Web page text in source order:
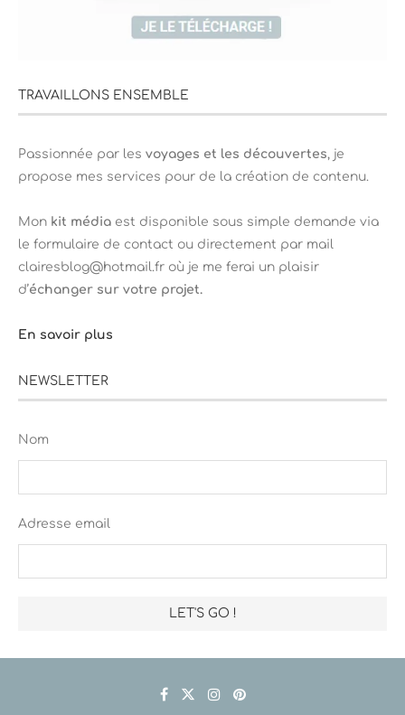
TRAVAILLONS ENSEMBLE
Passionnée par les voyages et les découvertes, je
propose mes services pour de la création de contenu.
Mon kit média est disponible sous simple demande via
le formulaire de contact ou directement par mail
clairesblog@hotmail.fr où je me ferai un plaisir
d’échanger sur votre projet.
En savoir plus
NEWSLETTER
Nom
Adresse email